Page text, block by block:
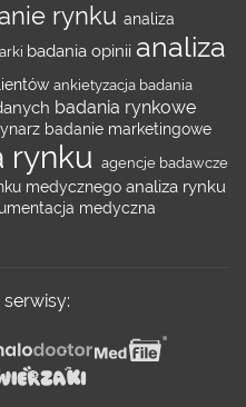
rynku analiza
badania opinii analiza
ankietyzacja badania
badania rynkowe
badanie marketingowe
rynku agencje badawcze
medycznego analiza rynku
medyczna